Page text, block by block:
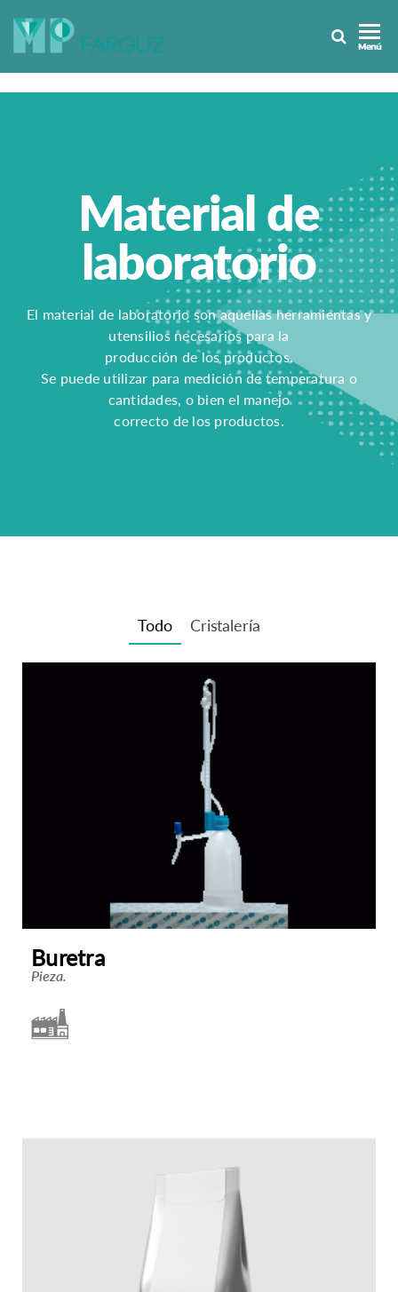
Farguz
Menú
Material de
laboratorio
El material de laboratorio son aquellas herramientas y
utensilios necesarios para la
producción de los productos.
Se puede utilizar para medición de temperatura o
cantidades, o bien el manejo
correcto de los productos.
Todo Cristalería
Buretra
Pieza.